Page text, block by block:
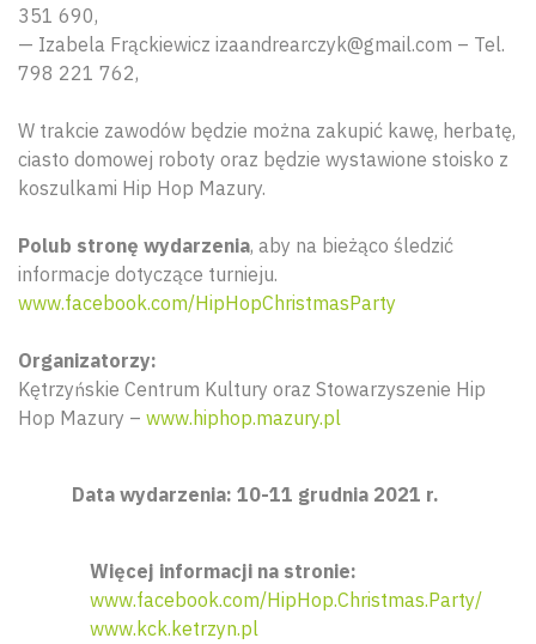
351 690,
— Izabela Frąckiewicz izaandrearczyk@gmail.com – Tel.
798 221 762,
W trakcie zawodów będzie można zakupić kawę, herbatę,
ciasto domowej roboty oraz będzie wystawione stoisko z
koszulkami Hip Hop Mazury.
Polub stronę wydarzenia, aby na bieżąco śledzić
informacje dotyczące turnieju.
www.facebook.com/HipHopChristmasParty
Organizatorzy:
Kętrzyńskie Centrum Kultury oraz Stowarzyszenie Hip
Hop Mazury – www.hiphop.mazury.pl
Data wydarzenia: 10-11 grudnia 2021 r.
Więcej informacji na stronie:
www.facebook.com/HipHop.Christmas.Party/
www.kck.ketrzyn.pl